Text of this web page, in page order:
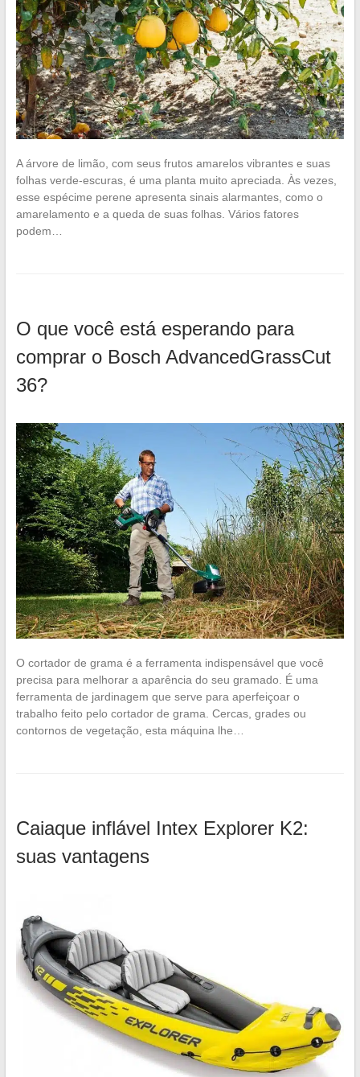
A árvore de limão, com seus frutos amarelos vibrantes e suas
folhas verde-escuras, é uma planta muito apreciada. Às vezes,
esse espécime perene apresenta sinais alarmantes, como o
amarelamento e a queda de suas folhas. Vários fatores
podem…
O que você está esperando para
comprar o Bosch AdvancedGrassCut
36?
O cortador de grama é a ferramenta indispensável que você
precisa para melhorar a aparência do seu gramado. É uma
ferramenta de jardinagem que serve para aperfeiçoar o
trabalho feito pelo cortador de grama. Cercas, grades ou
contornos de vegetação, esta máquina lhe…
Caiaque inflável Intex Explorer K2:
suas vantagens